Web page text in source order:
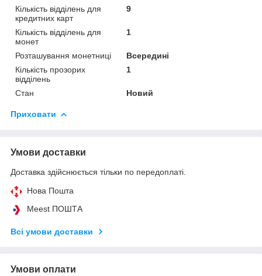
Кількість відділень для
кредитних карт
9
Кількість відділень для
монет
1
Розташування монетниці
Всередині
Кількість прозорих
відділень
1
Стан Новий
Приховати
Умови доставки
Доставка здійснюється тільки по передоплаті.
Нова Пошта
Meest ПОШТА
Всі умови доставки
Умови оплати